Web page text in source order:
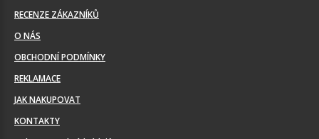
RECENZE ZÁKAZNÍKŮ
O NÁS
OBCHODNÍ PODMÍNKY
REKLAMACE
JAK NAKUPOVAT
KONTAKTY